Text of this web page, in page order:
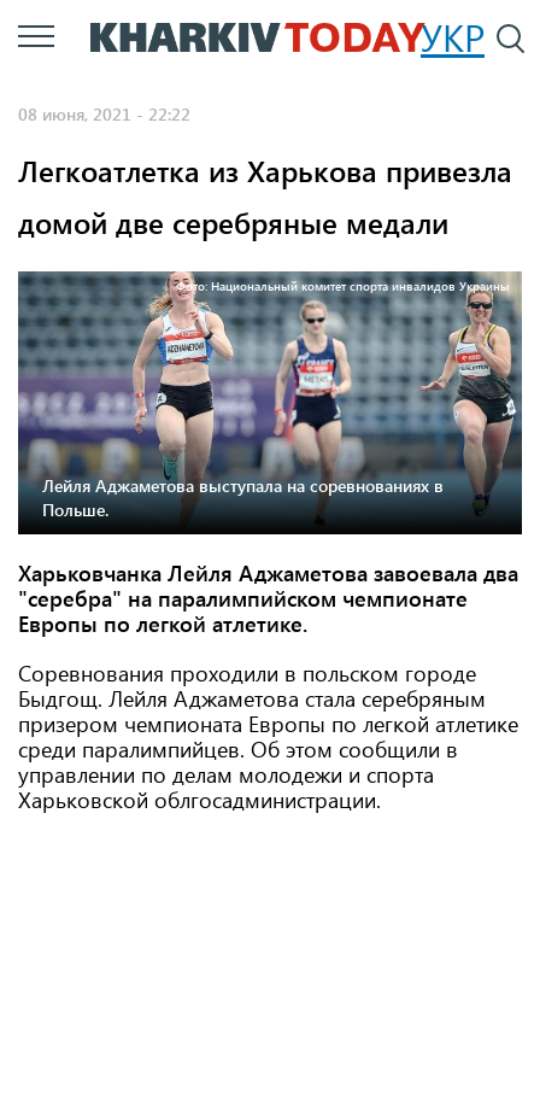
Перейти
к
УКР
08 июня, 2021 - 22:22
Легкоатлетка из Харькова привезла
домой две серебряные медали
Фото: Национальный комитет спорта инвалидов Украины
Лейля Аджаметова выступала на соревнованиях в
Польше.
Харьковчанка Лейля Аджаметова завоевала два
"серебра" на паралимпийском чемпионате
Европы по легкой атлетике.
Соревнования проходили в польском городе
Быдгощ. Лейля Аджаметова стала серебряным
призером чемпионата Европы по легкой атлетике
среди паралимпийцев. Об этом сообщили в
управлении по делам молодежи и спорта
Харьковской облгосадминистрации.